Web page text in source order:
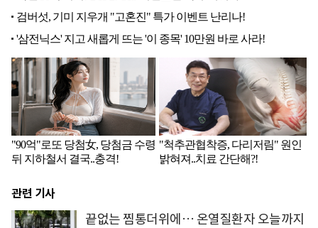
관련 기사
끝없는 찜통더위에… 온열질환자 오늘까지